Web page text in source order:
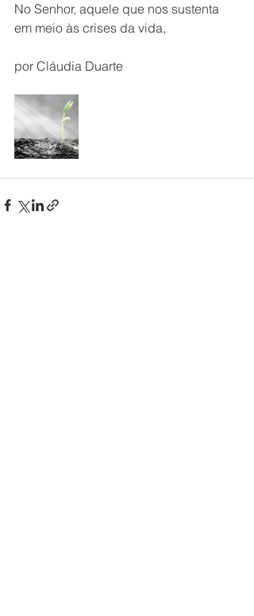
No Senhor, aquele que nos sustenta
em meio às crises da vida,
por Cláudia Duarte